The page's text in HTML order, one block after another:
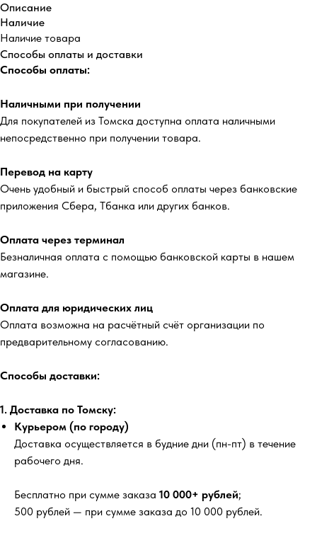
Описание
Наличие
Наличие товара
Способы оплаты и доставки
Способы оплаты:
Наличными при получении
Для покупателей из Томска доступна оплата наличными
непосредственно при получении товара.
Перевод на карту
Очень удобный и быстрый способ оплаты через банковские
приложения Сбера, Тбанка или других банков.
Оплата через терминал
Безналичная оплата с помощью банковской карты в нашем
магазине.
Оплата для юридических лиц
Оплата возможна на расчётный счёт организации по
предварительному согласованию.
Способы доставки:
1. Доставка по Томску:
Курьером (по городу)
Доставка осуществляется в будние дни (пн-пт) в течение
рабочего дня.
Бесплатно при сумме заказа 10 000+ рублей;
500 рублей — при сумме заказа до 10 000 рублей.